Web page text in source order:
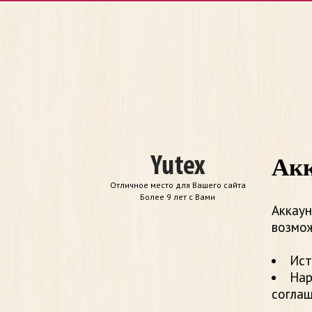
Отличное место для Вашего сайта
Более 9 лет с Вами